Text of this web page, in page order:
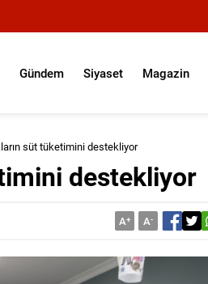
Gündem Siyaset Magazin
süt tüketimini destekliyor
destekliyor
A+ A-